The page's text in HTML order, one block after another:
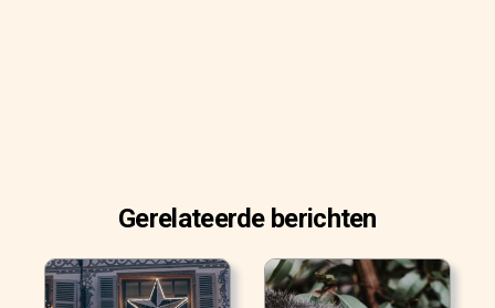
Gerelateerde berichten